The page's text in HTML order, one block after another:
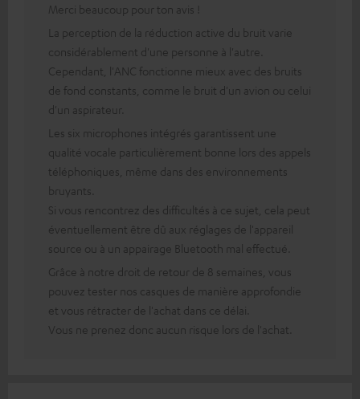
Merci beaucoup pour ton avis !
La perception de la réduction active du bruit varie
considérablement d'une personne à l'autre.
Cependant, l'ANC fonctionne mieux avec des bruits
de fond constants, comme le bruit d'un avion ou celui
d'un aspirateur.
Les six microphones intégrés garantissent une
qualité vocale particulièrement bonne lors des appels
téléphoniques, même dans des environnements
bruyants.
Si vous rencontrez des difficultés à ce sujet, cela peut
éventuellement être dû aux réglages de l'appareil
source ou à un appairage Bluetooth mal effectué.
Grâce à notre droit de retour de 8 semaines, vous
pouvez tester nos casques de manière approfondie
et vous rétracter de l'achat dans ce délai.
Vous ne prenez donc aucun risque lors de l'achat.